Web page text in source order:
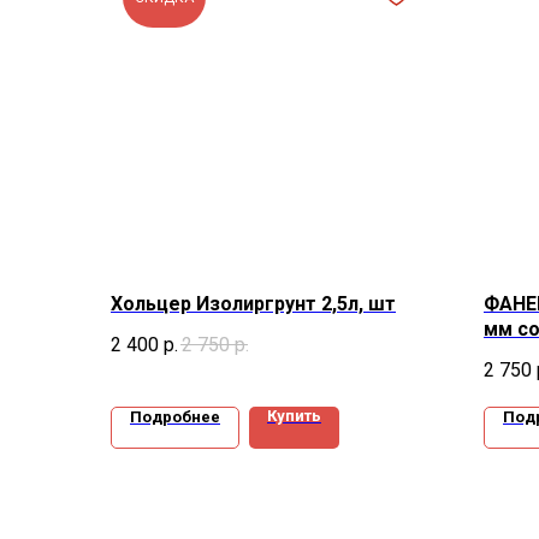
Хольцер Изолиргрунт 2,5л, шт
2 400 р. 2 750 р.
Подробнее Купить
мм
2 750